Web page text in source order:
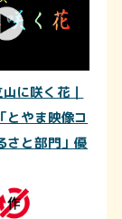
に咲く花｜
とやま映像コ
さと部門」優